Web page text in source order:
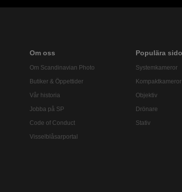
Om oss
Om Scandinavian Photo
Butiker & Öppettider
Vår historia
Jobba på SP
Code of Conduct
Visselblåsarportal
Populära
Systemkameror
Kompaktkameror
Objektiv
Drönare
Stativ